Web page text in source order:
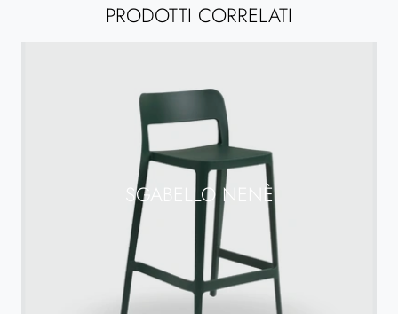
PRODOTTI CORRELATI
SGABELLO NENÈ